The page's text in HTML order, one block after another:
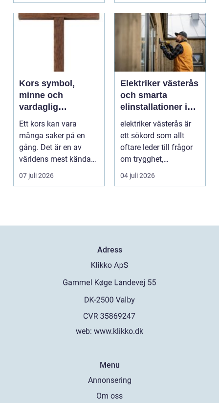
Kors symbol,
minne och
vardaglig
påminnelse
Ett kors kan vara
många saker på en
gång. Det är en av
världens mest kända
symboler, djupt
förknippa...
07 juli 2026
Elektriker västerås
och smarta
elinstallationer i
vardagen
elektriker västerås är
ett sökord som allt
oftare leder till frågor
om trygghet,
energioptimering oc...
04 juli 2026
Adress
web: www.klikko.dk
Menu
Annonsering
Om oss